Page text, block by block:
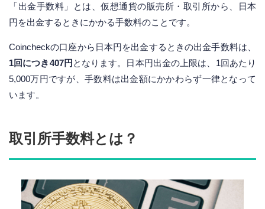
「出金手数料」とは、仮想通貨の販売所・取引所から、日本
円を出金するときにかかる手数料のことです。
Coincheckの口座から日本円を出金するときの出金手数料は、
1回につき407円 となります。日本円出金の上限は、1回あたり
5,000万円ですが、手数料は出金額にかかわらず一律となって
います。
取引所手数料とは？